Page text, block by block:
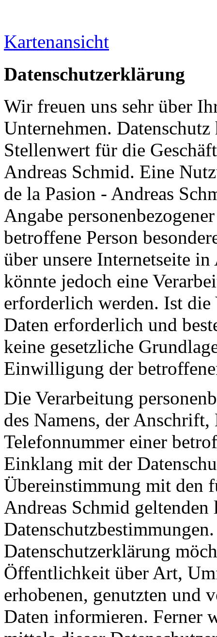
Kartenansicht
Datenschutzerklärung
Wir freuen uns sehr über
Unternehmen.
Stellenwert für die
Andreas Schmid. Eine
de la Pasion - Andreas
Angabe
betroffene Person
über unsere Internetseite
könnte jedoch eine
erforderlich werden. Ist die
Daten erforderlich und
keine gesetzliche
Einwilligung der
Die Verarbeitung
des Namens, der
Telefonnummer einer
Einklang mit der
Übereinstimmung mit den
Andreas Schmid geltenden
Datenschutzerklärung
Öffentlichkeit über Art,
erhobenen, genutzten und
Daten informieren. Ferner